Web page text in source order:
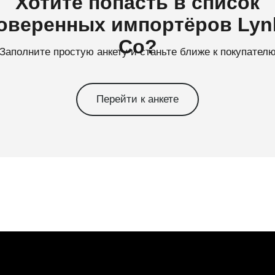
импортёров
Co?
простую анкету и станьте ближе к покупателю
Перейти к анкете